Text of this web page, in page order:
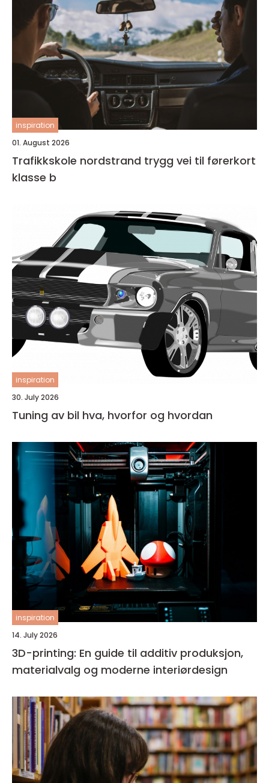
inspiration
01. August 2026
Trafikkskole nordstrand trygg vei til førerkort
klasse b
inspiration
30. July 2026
Tuning av bil hva, hvorfor og hvordan
inspiration
14. July 2026
3D-printing: En guide til additiv produksjon,
materialvalg og moderne interiørdesign